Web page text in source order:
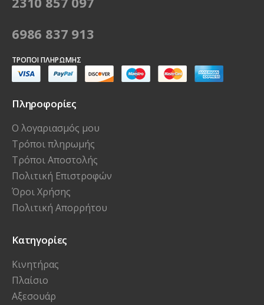
6986 837 913
ΤΡΌΠΟΙ ΠΛΗΡΩΜΉΣ
Πληροφορίες
Ο λογαριασμός μου
Τρόποι πληρωμής
Τρόποι Αποστολής
Πολιτική Επιστροφών
Όροι Χρήσης
Πολιτική Απορρήτου
Κατηγορίες
Κινητήρας
Πλαίσιο
Αξεσουάρ